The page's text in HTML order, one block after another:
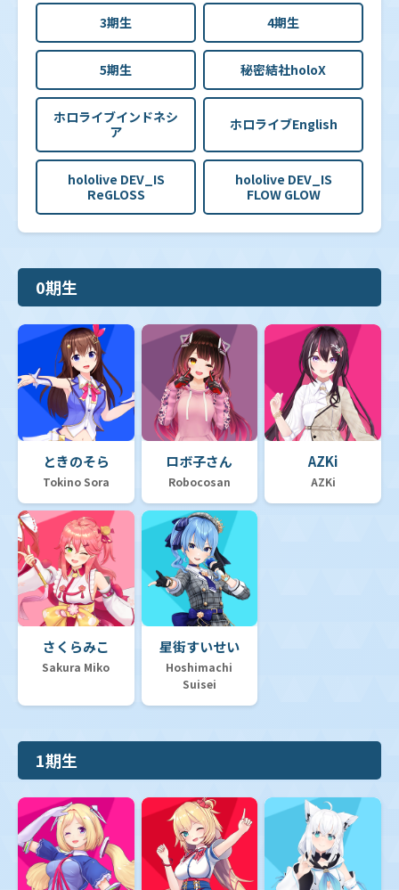
3期生 4期生
5期生 秘密結社holoX
ホロライブインドネシ
ア
ホロライブEnglish
hololive DEV_IS
ReGLOSS
hololive DEV_IS
FLOW GLOW
0期生
ときのそら
Tokino Sora
ロボ子さん
Robocosan
AZKi
AZKi
さくらみこ
Sakura Miko
星街すいせい
Hoshimachi
Suisei
1期生